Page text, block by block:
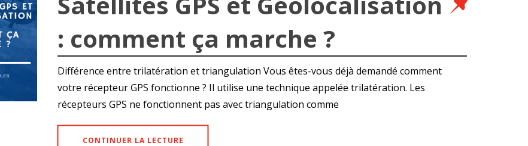
: comment ça marche ?
Différence entre trilatération et triangulation Vous êtes-vous déjà demandé comment
votre récepteur GPS fonctionne ? Il utilise une technique appelée trilatération. Les
récepteurs GPS ne fonctionnent pas avec triangulation comme
CONTINUER LA LECTURE